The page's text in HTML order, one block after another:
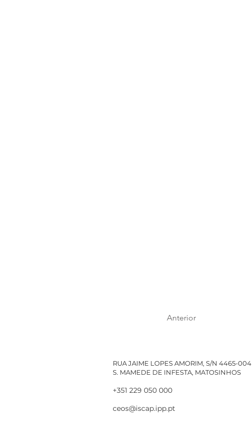
Anterior
RUA JAIME LOPES AMORIM, S/N 4465-004
S. MAMEDE DE INFESTA, MATOSINHOS
+351 229 050 000
ceos@iscap.ipp.pt